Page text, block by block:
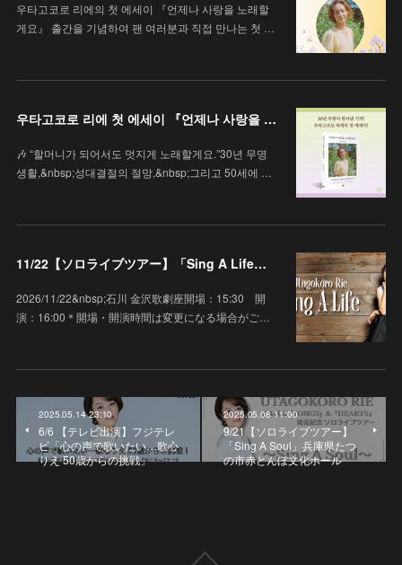
우타고코로 리에의 첫 에세이 『언제나 사랑을 노래할
게요』 출간을 기념하여 팬 여러분과 직접 만나는 첫 …
우타고코로 리에 첫 에세이 『언제나 사랑을 노래할게요』
🎶 “할머니가 되어서도 멋지게 노래할게요.”30년 무명
생활,&nbsp;성대결절의 절망,&nbsp;그리고 50세에 …
11/22【ソロライブツアー】「Sing A Life」石川 金沢歌劇座
2026/11/22&nbsp;石川 金沢歌劇座開場：15:30 開
演：16:00＊開場・開演時間は変更になる場合がご…
2025.05.14 23:10
6/6 【テレビ出演】フジテレ
ビ「心の声で歌いたい…歌心
りえ 50歳からの挑戦」
2025.05.08 11:00
9/21【ソロライブツアー】
「Sing A Soul」兵庫県たつ
の市赤とんぼ文化ホール